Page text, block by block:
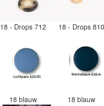
18 - Drops 712 18 - Drops
18 blauw 18 blauw